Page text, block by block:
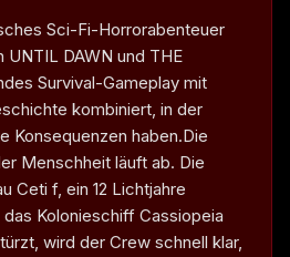
Sci-Fi-Horrorabenteuer
DAWN und THE
Survival-Gameplay mit
kombiniert, in der
Konsequenzen haben.Die
Menschheit läuft ab. Die
Ceti f, ein 12 Lichtjahre
Kolonieschiff Cassiopeia
wird der Crew schnell klar,